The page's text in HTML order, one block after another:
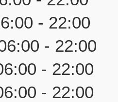
- 22:00
- 22:00
- 22:00
- 22:00